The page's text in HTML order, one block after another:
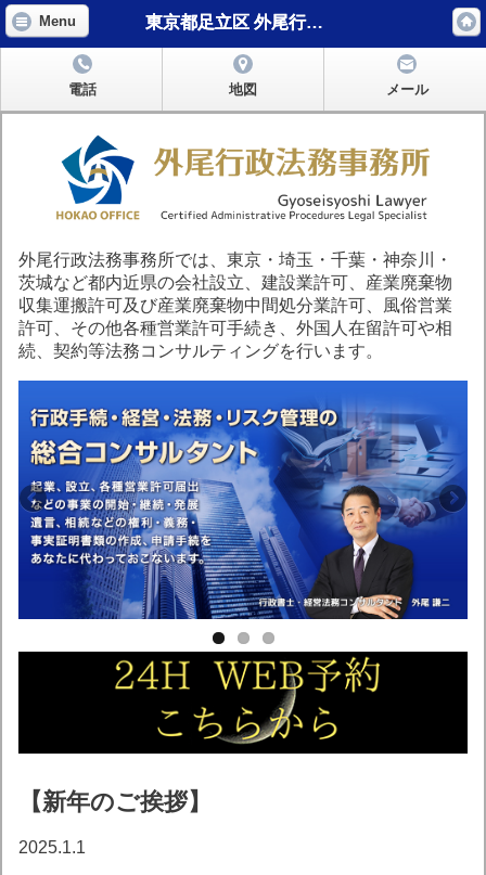
Menu 東京都足立区 外尾行政法務事務所
電話 地図 メール
外尾行政法務事務所では、東京・埼玉・千葉・神奈川・
茨城など都内近県の会社設立、建設業許可、産業廃棄物
収集運搬許可及び産業廃棄物中間処分業許可、風俗営業
許可、その他各種営業許可手続き、外国人在留許可や相
続、契約等法務コンサルティングを行います。
【新年のご挨拶】
2025.1.1